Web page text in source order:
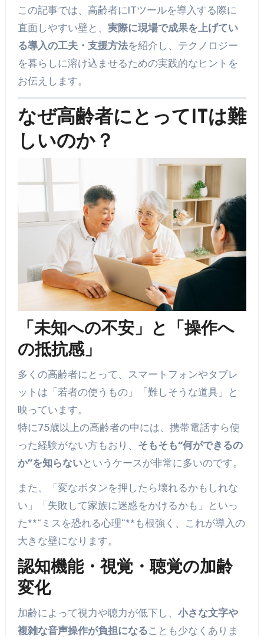
この記事では、高齢者にITツールを導入する際に
直面しやすい壁と、 実際に現場で成果を上げてい
る導入の工夫・支援方法を紹介し、テクノロジー
を暮らしに溶け込ませるための実践的なヒントを
お伝えします。
なぜ高齢者にとってITは難
しいのか？
「未知への不安」と「操作へ
の抵抗感」
多くの高齢者にとって、スマートフォンやタブレ
ットは「若者の使うもの」「難しそうな道具」と
映っています。
特に75歳以上の高齢者の中には、携帯電話すら使
った経験がない方もおり、 そもそも“何ができるの
か”を知らないというケースが非常に多いのです。
また、「変なボタンを押したら壊れるかもしれな
い」「失敗して家族に迷惑をかけるかも」といっ
た**“ミスを恐れる心理”**も根強く、これが導入の
大きな壁になります。
認知機能・視覚・聴覚の加齢
変化
加齢によって視力や聴力が低下し、 小さな文字や
複雑な音声操作が負担になることも少なくありま